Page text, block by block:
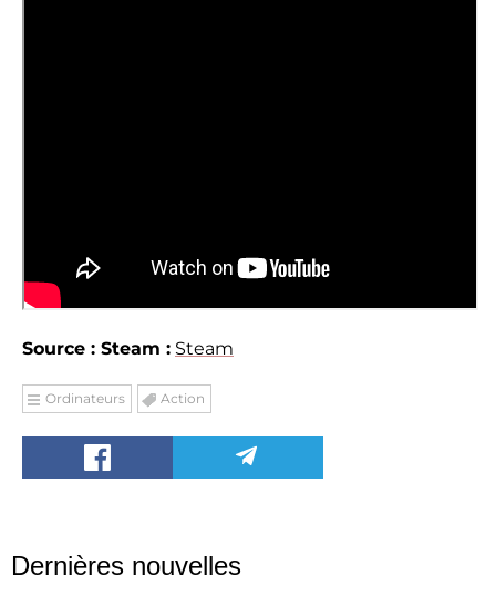
Source : Steam : Steam
Ordinateurs Action
Dernières nouvelles